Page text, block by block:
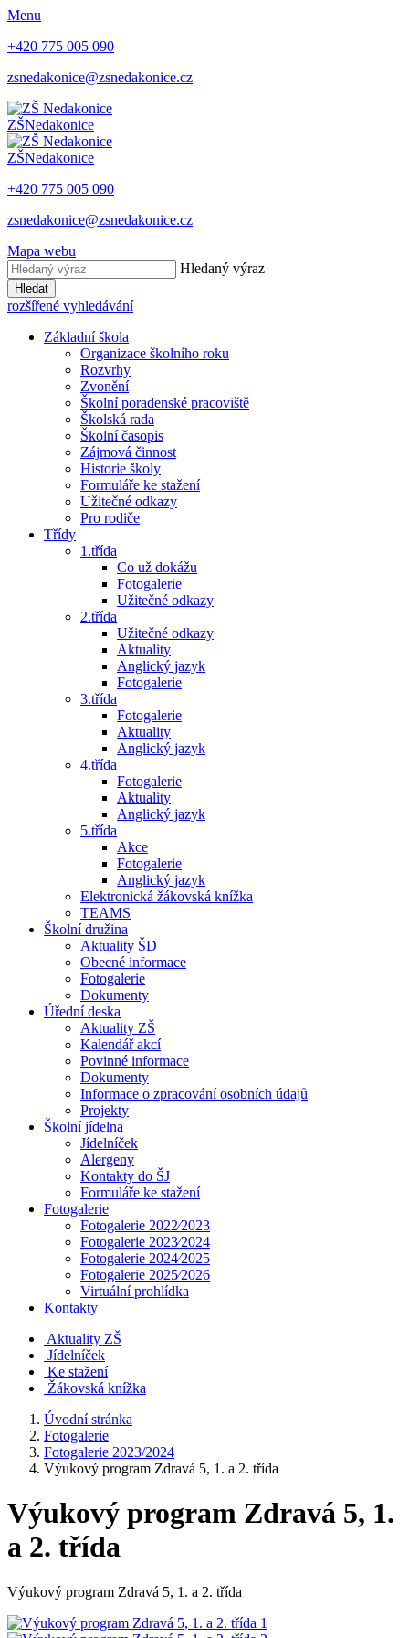
Menu
+420 775 005 090
zsnedakonice@zsnedakonice.cz
ZŠNedakonice
ZŠNedakonice
+420 775 005 090
zsnedakonice@zsnedakonice.cz
Mapa webu
Hledaný výraz
Hledat
rozšířené vyhledávání
Základní škola
Organizace školního roku
Rozvrhy
Zvonění
Školní poradenské pracoviště
Školská rada
Školní časopis
Zájmová činnost
Historie školy
Formuláře ke stažení
Užitečné odkazy
Pro rodiče
Třídy
1.třída
Co už dokážu
Fotogalerie
Užitečné odkazy
2.třída
Užitečné odkazy
Aktuality
Anglický jazyk
Fotogalerie
3.třída
Fotogalerie
Aktuality
Anglický jazyk
4.třída
Fotogalerie
Aktuality
Anglický jazyk
5.třída
Akce
Fotogalerie
Anglický jazyk
Elektronická žákovská knížka
TEAMS
Školní družina
Aktuality ŠD
Obecné informace
Fotogalerie
Dokumenty
Úřední deska
Aktuality ZŠ
Kalendář akcí
Povinné informace
Dokumenty
Informace o zpracování osobních údajů
Projekty
Školní jídelna
Jídelníček
Alergeny
Kontakty do ŠJ
Formuláře ke stažení
Fotogalerie
Fotogalerie 2022⁄2023
Fotogalerie 2023⁄2024
Fotogalerie 2024⁄2025
Fotogalerie 2025⁄2026
Virtuální prohlídka
Kontakty
Aktuality ZŠ
Jídelníček
Ke stažení
Žákovská knížka
Úvodní stránka
Fotogalerie
Fotogalerie 2023/2024
Výukový program Zdravá 5, 1. a 2. třída
Výukový program Zdravá 5, 1.
a 2. třída
Výukový program Zdravá 5, 1. a 2. třída